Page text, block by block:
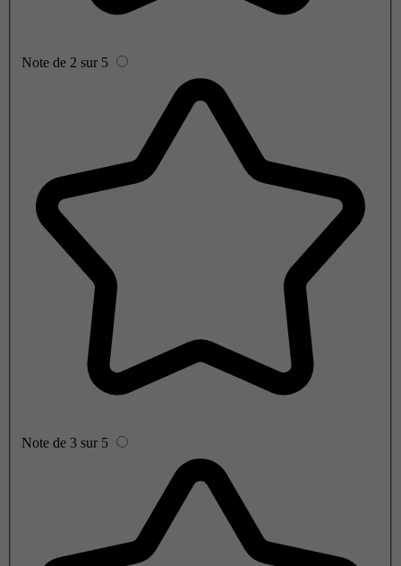
Note de 2 sur 5
Note de 3 sur 5